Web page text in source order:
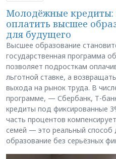
Молодёжные кредиты:
оплатить высшее
для будущего
Высшее образование
государственная программа
позволяет подросткам
льготной ставке, а
выхода на рынок труда. В
программе, — Сбербанк, Т-
кредиты под фиксированные
часть процентов
семей — это реальный способ
образование без серьёзных